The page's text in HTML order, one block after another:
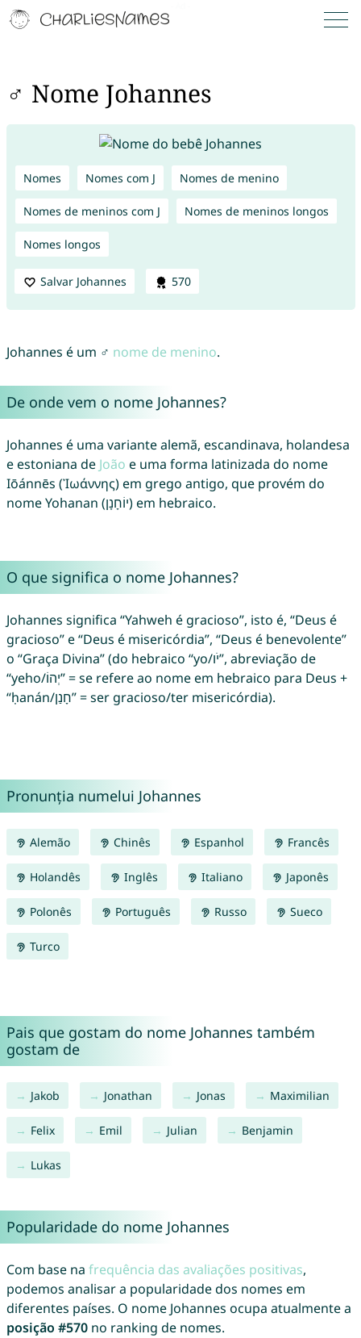
♂ Nome Johannes
Nomes Nomes com J Nomes de menino
Nomes de meninos com J Nomes de meninos longos
Nomes longos
Salvar Johannes 570
Johannes é um ♂ nome de menino.
De onde vem o nome Johannes?
Johannes é uma variante alemã, escandinava, holandesa
e estoniana de João e uma forma latinizada do nome
Iōánnēs (Ἰωάννης) em grego antigo, que provém do
nome Yohanan (יוֹחָנָן) em hebraico.
O que significa o nome Johannes?
Johannes significa “Yahweh é gracioso”, isto é, “Deus é
gracioso” e “Deus é misericórdia”, “Deus é benevolente”
o “Graça Divina” (do hebraico “yo/יֹו”, abreviação de
“yeho/יְהוֹ” = se refere ao nome em hebraico para Deus +
“ḥanán/חָנַן” = ser gracioso/ter misericórdia).
Pronunția numelui Johannes
Alemão Chinês Espanhol Francês
Holandês Inglês Italiano Japonês
Polonês Português Russo Sueco
Turco
Pais que gostam do nome Johannes também
gostam de
Jakob Jonathan Jonas Maximilian
Felix Emil Julian Benjamin
Lukas
Popularidade do nome Johannes
Com base na frequência das avaliações positivas,
podemos analisar a popularidade dos nomes em
diferentes países. O nome Johannes ocupa atualmente a
posição #570no ranking de nomes.